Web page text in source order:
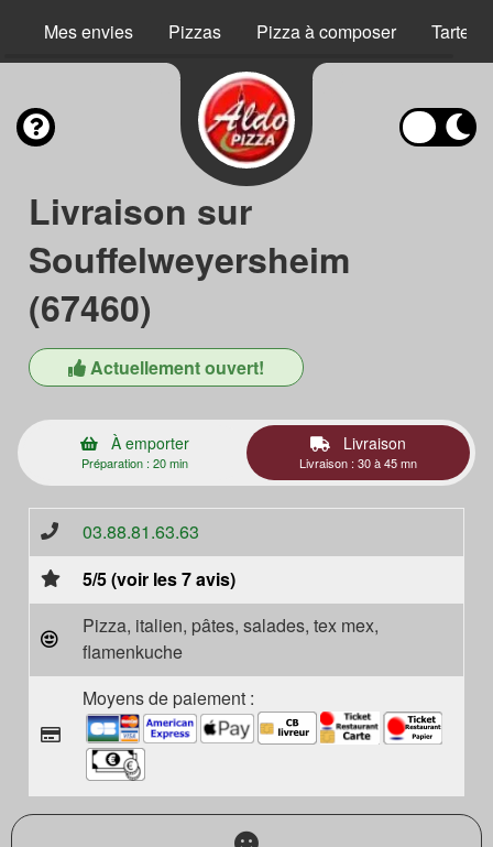
Mes envies Pizzas Pizza à composer Tartes
Livraison sur
Souffelweyersheim
(67460)
Actuellement ouvert!
À emporter
Préparation : 20 min
Livraison
Livraison : 30 à 45 mn
03.88.81.63.63
5/5 (voir les 7 avis)
Pizza, italien, pâtes, salades, tex mex,
flamenkuche
Moyens de paiement :